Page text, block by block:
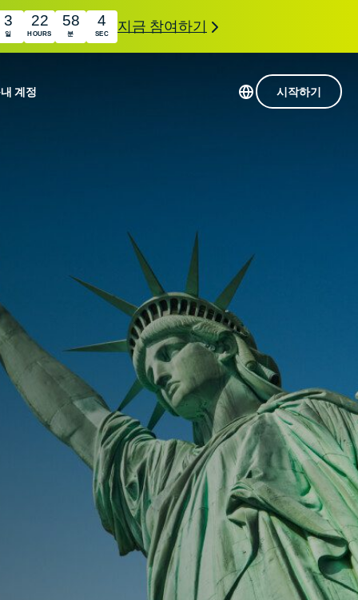
3
일
22
HOURS
58
분
3
SEC 지금 참여하기
첨단 개인정보 보호 및 보안 도구를 이용해 보
욱 탁월한 디지털 라이프를 선사합니다.
system tools,
내 계정 시작하기